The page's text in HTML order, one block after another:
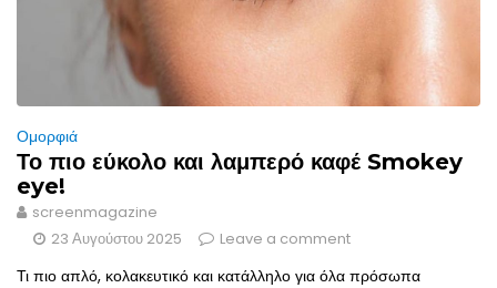
Ομορφιά
Το πιο εύκολο και λαμπερό καφέ Smokey
eye!
screenmagazine
23 Αυγούστου 2025
Leave a comment
Τι πιο απλό, κολακευτικό και κατάλληλο για όλα πρόσωπα